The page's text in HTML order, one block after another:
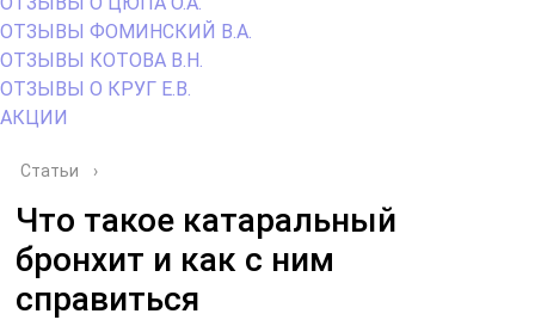
ОТЗЫВЫ ФОМИНСКИЙ В.А.
ОТЗЫВЫ КОТОВА В.Н.
ОТЗЫВЫ О КРУГ Е.В.
АКЦИИ
Статьи ›
Что такое катаральный
бронхит и как с ним
справиться